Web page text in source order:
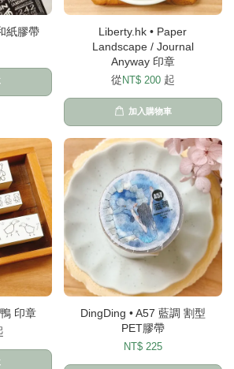
紙膠帶
Liberty.hk • Paper
Landscape / Journal
Anyway 印章
從 NT$ 200 起
加入購物車
印章
DingDing • A57 藍調 割型
PET膠帶
NT$ 225